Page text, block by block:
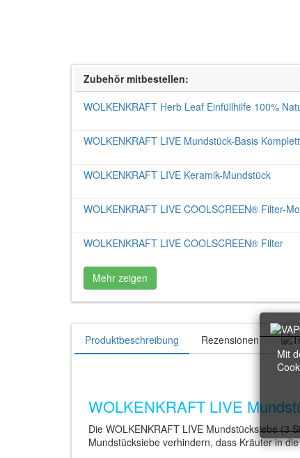
Mit
Zubehör mitbestellen:
WOLKENKRAFT Herb Leaf Einfüllhilfe 100%
WOLKENKRAFT LIVE Mundstück-Basis
WOLKENKRAFT LIVE Keramik-Mundstück
WOLKENKRAFT LIVE COOLSCREEN® Filter-
WOLKENKRAFT LIVE COOLSCREEN® Filter
Mehr zeigen
Produktbeschreibung Rezensionen
WOLKENKRAFT LIVE
Die WOLKENKRAFT LIVE Mundstücksiebe (3
Mundstücksiebe verhindern, dass Kräuter in